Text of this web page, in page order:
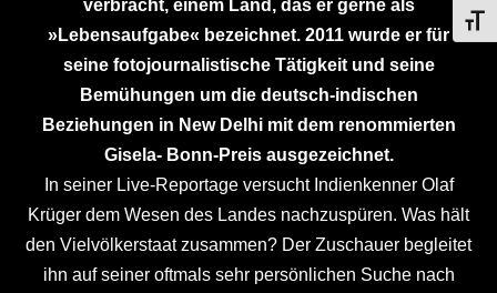
verbracht, einem Land, das er gerne als
»Lebensaufgabe« bezeichnet. 2011 wurde er für
seine fotojournalistische Tätigkeit und seine
Bemühungen um die deutsch-indischen
Beziehungen in New Delhi mit dem renommierten
Gisela- Bonn-Preis ausgezeichnet.
In seiner Live-Reportage versucht Indienkenner Olaf
Krüger dem Wesen des Landes nachzuspüren. Was hält
den Vielvölkerstaat zusammen? Der Zuschauer begleitet
ihn auf seiner oftmals sehr persönlichen Suche nach